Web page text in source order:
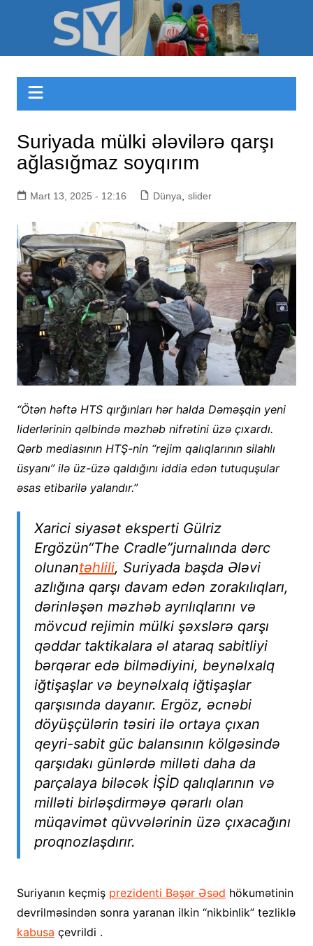
Sizinyol.org
Suriyada mülki ələvilərə qarşı
ağlasığmaz soyqırım
Mart 13, 2025 - 12:16 Dünya slider
“Ötən həftə HTS qırğınları hər halda Dəməşqin yeni
liderlərinin qəlbində məzhəb nifrətini üzə çıxardı.
Qərb mediasının HTŞ-nin “rejim qalıqlarının silahlı
üsyanı” ilə üz-üzə qaldığını iddia edən tutuquşular
əsas etibarilə yalandır.”
Xarici siyasət eksperti Gülriz
Ergözün“The Cradle”jurnalında dərc
olunantəhlili, Suriyada başda Ələvi
azlığına qarşı davam edən zorakılıqları,
dərinləşən məzhəb ayrılıqlarını və
mövcud rejimin mülki şəxslərə qarşı
qəddar taktikalara əl ataraq sabitliyi
bərqərar edə bilmədiyini, beynəlxalq
iğtişaşlar və beynəlxalq iğtişaşlar
qarşısında dayanır. Ergöz, əcnəbi
döyüşçülərin təsiri ilə ortaya çıxan
qeyri-sabit güc balansının kölgəsində
qarşıdakı günlərdə milləti daha da
parçalaya biləcək İŞİD qalıqlarının və
milləti birləşdirməyə qərarlı olan
müqavimət qüvvələrinin üzə çıxacağını
proqnozlaşdırır.
Suriyanın keçmiş prezidenti Bəşər Əsəd hökumətinin
devrilməsindən sonra yaranan ilkin “nikbinlik” tezliklə
kabusa çevrildi .